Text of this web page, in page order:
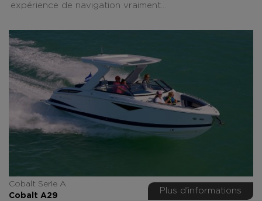
expérience de navigation vraiment...
Cobalt Serie A
Cobalt A29
Plus d'informations